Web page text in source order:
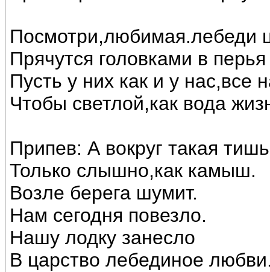
Посмотри,любимая.лебеди
Прячутся головками в
Пусть у них как и у нас,все
Чтобы светлой,как вода
Припев: А вокруг такая
Только слышно,как камыш.
Возле берега шумит.
Нам сегодня повезло.
Нашу лодку занесло
В царство лебединое